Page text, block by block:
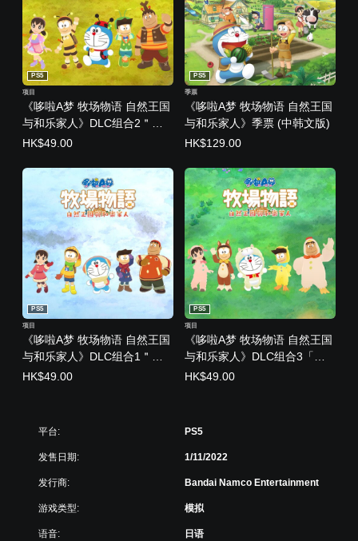
《哆啦A梦 牧场物语 自然王国
与和乐家人》DLC组合2＂昆
虫们的生活＂ (中韩文版)
PS5
项目
HK$49.00
《哆啦A梦 牧场物语 自然王国
与和乐家人》季票 (中韩文版)
PS5
季票
HK$129.00
《哆啦A梦 牧场物语 自然王国
与和乐家人》DLC组合1＂冬
天的生活＂ (中韩文版)
PS5
项目
HK$49.00
《哆啦A梦 牧场物语 自然王国
与和乐家人》DLC组合3「和
动物一起」 (中韩文版)
PS5
项目
HK$49.00
平台: PS5
发售日期: 1/11/2022
发行商: Bandai Namco Entertainment
游戏类型: 模拟
语音: 日语